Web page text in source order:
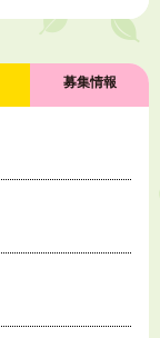
募集情報